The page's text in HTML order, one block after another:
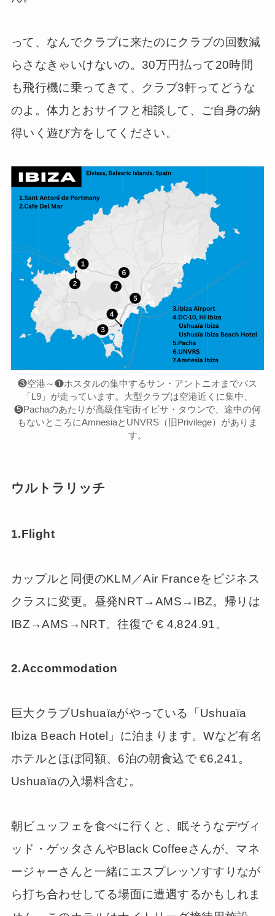
って、なんでクラブに来たのにクラブの回数減
らさなきゃいけないの。30万円払って20時間
も飛行機に乗ってきて、クラブ3軒ってどうな
のよ。体力とおサイフと相談して、ご自身の納
得いく遊び方をしてください。
❸空港～❶ホスタルの集中するサン・アントニオまでバス
「L9」が走っています。大型クラブは空港近くに集中、
❺Pachaのあたりが高級住宅街イビサ・タウンで、途中の何
もないところにAmnesiaとUNVRS（旧Privilege）がありま
す。
ウルトラリッチ
1.Flight
カップルと同便のKLM／Air Franceをビジネス
クラスに変更。昼発NRT→AMS→IBZ。帰りは
IBZ→AMS→NRT。往復で € 4,824.91。
2.Accommodation
巨大クラブUshuaïaがやっている「Ushuaïa
Ibiza Beach Hotel」に泊まります。Wなど有名
ホテルとほぼ同額、6泊の朝食込で €6,241。
Ushuaïaの入場料含む。
朝ビュッフェを食べに行くと、眠そうなデヴィ
ッド・ゲッタさんやBlack Coffeeさんが、マネ
ージャーさんと一緒にエスプレッソすすりなが
ら打ち合わせしてる場面に遭遇するかもしれま